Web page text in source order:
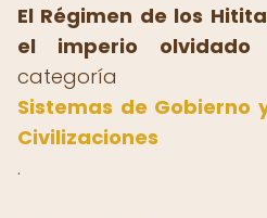
El Régimen de los
el imperio olvidado
categoría
Sistemas de Gobierno
Civilizaciones
.